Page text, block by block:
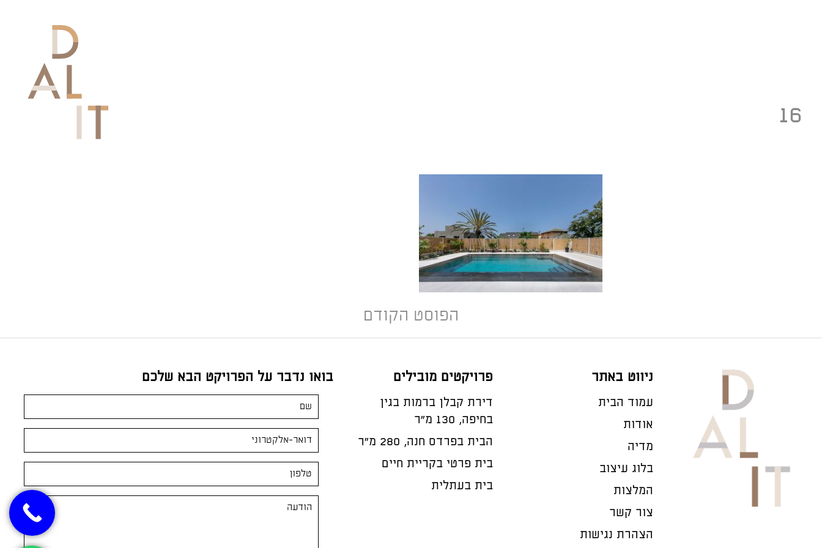
16
הפוסט הקודם
ניווט באתר
עמוד הבית
אודות
מדיה
בלוג עיצוב
המלצות
צור קשר
הצהרת נגישות
פרויקטים מובילים
דירת קבלן ברמות בגין
בחיפה, 130 מ"ר
הבית בפרדס חנה, 280 מ״ר
בית פרטי בקריית חיים
בית בעתלית
בואו נדבר על הפרויקט הבא שלכם